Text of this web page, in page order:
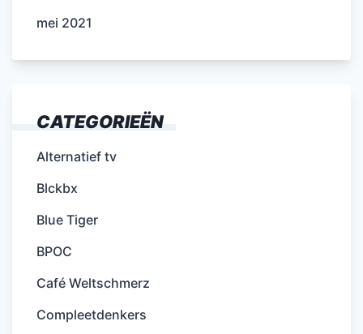
mei 2021
CATEGORIEËN
Alternatief tv
Blckbx
Blue Tiger
BPOC
Café Weltschmerz
Compleetdenkers